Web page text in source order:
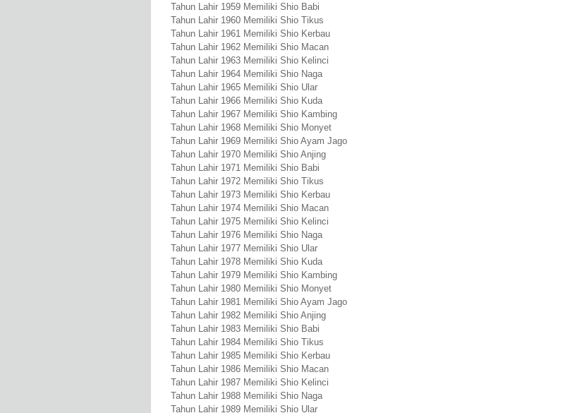
Tahun Lahir 1959 Memiliki Shio Babi
Tahun Lahir 1960 Memiliki Shio Tikus
Tahun Lahir 1961 Memiliki Shio Kerbau
Tahun Lahir 1962 Memiliki Shio Macan
Tahun Lahir 1963 Memiliki Shio Kelinci
Tahun Lahir 1964 Memiliki Shio Naga
Tahun Lahir 1965 Memiliki Shio Ular
Tahun Lahir 1966 Memiliki Shio Kuda
Tahun Lahir 1967 Memiliki Shio Kambing
Tahun Lahir 1968 Memiliki Shio Monyet
Tahun Lahir 1969 Memiliki Shio Ayam Jago
Tahun Lahir 1970 Memiliki Shio Anjing
Tahun Lahir 1971 Memiliki Shio Babi
Tahun Lahir 1972 Memiliki Shio Tikus
Tahun Lahir 1973 Memiliki Shio Kerbau
Tahun Lahir 1974 Memiliki Shio Macan
Tahun Lahir 1975 Memiliki Shio Kelinci
Tahun Lahir 1976 Memiliki Shio Naga
Tahun Lahir 1977 Memiliki Shio Ular
Tahun Lahir 1978 Memiliki Shio Kuda
Tahun Lahir 1979 Memiliki Shio Kambing
Tahun Lahir 1980 Memiliki Shio Monyet
Tahun Lahir 1981 Memiliki Shio Ayam Jago
Tahun Lahir 1982 Memiliki Shio Anjing
Tahun Lahir 1983 Memiliki Shio Babi
Tahun Lahir 1984 Memiliki Shio Tikus
Tahun Lahir 1985 Memiliki Shio Kerbau
Tahun Lahir 1986 Memiliki Shio Macan
Tahun Lahir 1987 Memiliki Shio Kelinci
Tahun Lahir 1988 Memiliki Shio Naga
Tahun Lahir 1989 Memiliki Shio Ular